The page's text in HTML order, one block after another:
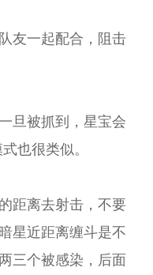
一起配合，阻击
被抓到，星宝会
也很类似。
离去射击，不要
星近距离缠斗是不
三个被感染，后面